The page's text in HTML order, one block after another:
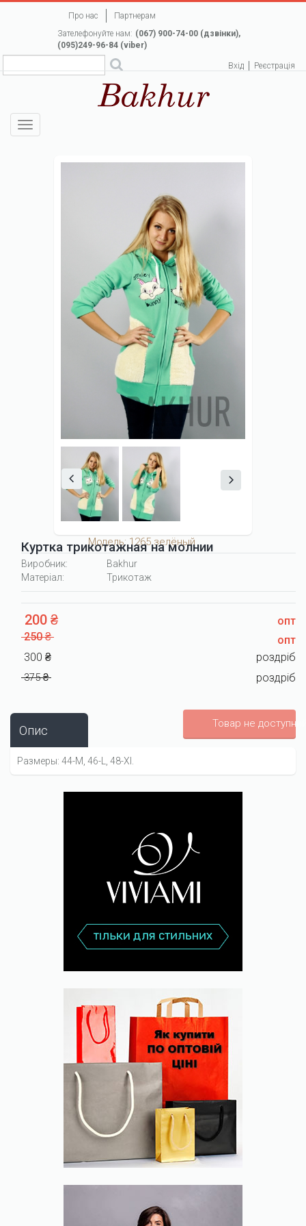
Про нас
Партнерам
Зателефонуйте нам: (067) 900-74-00 (дзвінки),
(095)249-96-84 (viber)
Вхід Реєстрація
Toggle
navigation
Куртка трикотажная на молнии
Модель: 1265 зелёный
Виробник:
Bakhur
Матеріал:
Трикотаж
200 ₴
опт
250 ₴
опт
300 ₴
роздріб
375 ₴ роздріб
Товар не
Опис
Размеры: 44-М, 46-L, 48-Xl.